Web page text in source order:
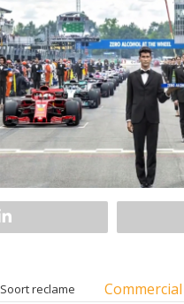
Soort reclame Commercial